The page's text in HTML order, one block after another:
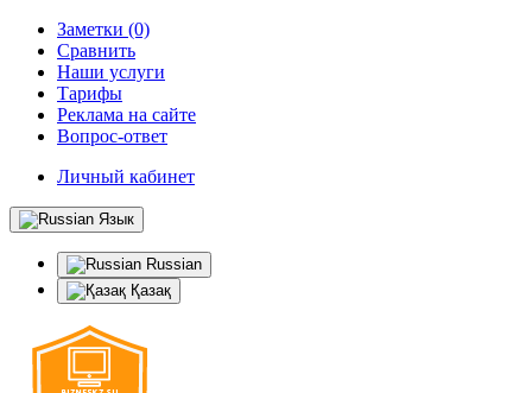
Заметки (0)
Сравнить
Наши услуги
Тарифы
Реклама на сайте
Вопрос-ответ
Личный кабинет
Язык
Russian
Қазақ